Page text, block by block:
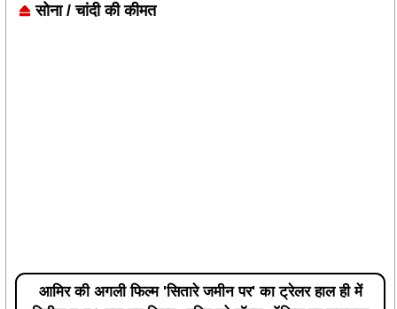
सोना / चांदी की कीमत
आमिर की अगली फिल्म 'सितारे जमीन पर' का ट्रेलर हाल ही में